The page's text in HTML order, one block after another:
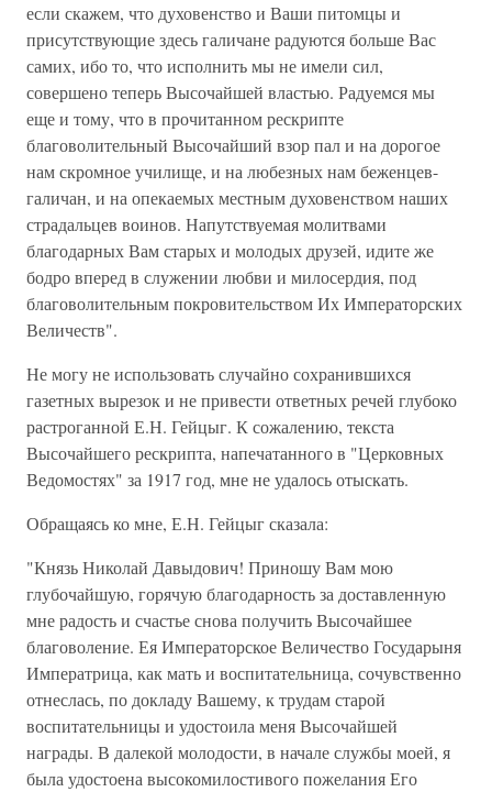
если скажем, что духовенство и Ваши питомцы и
присутствующие здесь галичане радуются больше Вас
самих, ибо то, что исполнить мы не имели сил,
совершено теперь Высочайшей властью. Радуемся мы
еще и тому, что в прочитанном рескрипте
благоволительный Высочайший взор пал и на дорогое
нам скромное училище, и на любезных нам беженцев-
галичан, и на опекаемых местным духовенством наших
страдальцев воинов. Напутствуемая молитвами
благодарных Вам старых и молодых друзей, идите же
бодро вперед в служении любви и милосердия, под
благоволительным покровительством Их Императорских
Величеств".
Не могу не использовать случайно сохранившихся
газетных вырезок и не привести ответных речей глубоко
растроганной Е.Н. Гейцыг. К сожалению, текста
Высочайшего рескрипта, напечатанного в "Церковных
Ведомостях" за 1917 год, мне не удалось отыскать.
Обращаясь ко мне, Е.Н. Гейцыг сказала:
"Князь Николай Давыдович! Приношу Вам мою
глубочайшую, горячую благодарность за доставленную
мне радость и счастье снова получить Высочайшее
благоволение. Ея Императорское Величество Государыня
Императрица, как мать и воспитательница, сочувственно
отнеслась, по докладу Вашему, к трудам старой
воспитательницы и удостоила меня Высочайшей
награды. В далекой молодости, в начале службы моей, я
была удостоена высокомилостивого пожелания Его